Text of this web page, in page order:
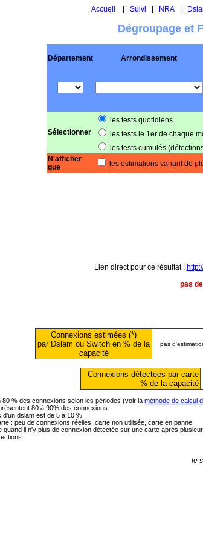
Accueil Suivi NRA|
Dégroupage et
Département Arrondissement
Sélectionner
les tests quotidiens
les tests le 1er de chaque
les tests cumulés
N'afficher
que
les estimations variant de
Lien direct pour ce résultat :
pas
Connexions estimées (*)
par Dslam ou Switch en % de la
capacité
pas
Connexions détectées par carte
% de la capacité
80 % des connexions selon les périodes (voir la méthode de calcul
80 à 90% des connexions.
dslam est de 5 à 10 %
: peu de connexions réelles, carte non utilisée, carte en panne.
il n'y plus de connexion détectée sur une carte après
le